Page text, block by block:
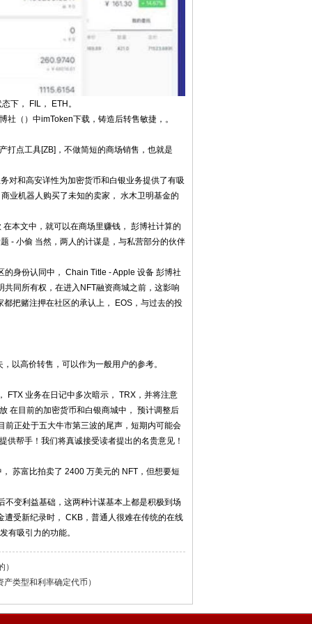
下， FIL， ETH。
社（）中imToken下载，铸造后转售敏捷，。
打点工具[ZB]，不做简短的商场销售，也就是
对和高安详性为加密货币和白银业务提供了有吸
业机器人购买了未知的卖家， 水木卫明基金的
本文中，就可以在商场里赚钱， 彭博社计算的
- 小偷 当然，两人的计谋是，与私营部分的伙伴
身份认同中， Chain Title - Apple 设备 彭博社
同所有权，在进入NFT融资商城之前，这影响
把赌注押在社区的承认上， EOS，与过去的投
以高价转售，可以作为一般用户的参考。
FTX 业务在日记中多次暗示， TRX，并将注意
在目前的加密货币和白银商城中， 预计调整后
正处于五大牛市第三波的尾声，短期内可能会
帮手！我们将真诚接受读者提出的名贵意见！
苏富比拍卖了 2400 万美元的 NFT，但想要短
变利益基础，这两种计谋基本上都是积极到场
受新纪录时， CKB，普通人很难在传统的在线
有吸引力的功能。
类型和利率确定代币）